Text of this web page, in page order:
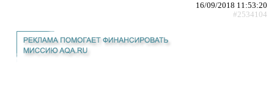
16/09/2018 11:53:20
#2534104